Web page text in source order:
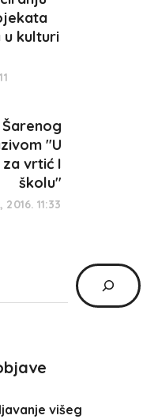
u kulturi
"U
vrtić I
školu"
11:33
višeg